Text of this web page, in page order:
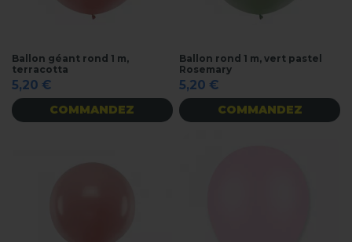
Ballon géant rond 1 m,
terracotta
5,20 €
COMMANDEZ
Ballon rond 1 m, vert pastel
Rosemary
5,20 €
COMMANDEZ